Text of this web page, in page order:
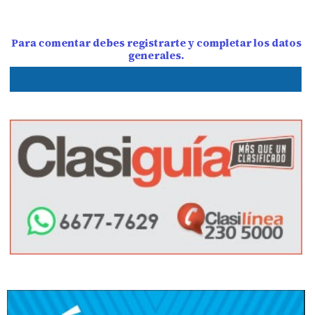
Para comentar debes registrarte y completar los datos
generales.